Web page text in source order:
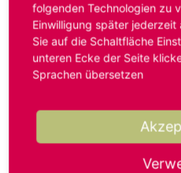
Benutzername oder E-Mail-
Passwort*
folgenden Technologien zu
Einwilligung später
Sie auf die Schaltfläche
unteren Ecke der Seite
Sprachen übersetzen